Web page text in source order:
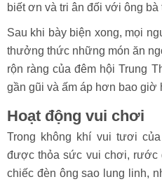
biết ơn và tri ân đối với ông bà
Sau khi bày biện xong, mọi
thưởng thức những món ăn
rộn ràng của đêm hội Trung
gần gũi và ấm áp hơn bao giờ
Hoạt động vui chơi
Trong không khí vui tươi
được thỏa sức vui chơi, rước
chiếc đèn ông sao lung linh,